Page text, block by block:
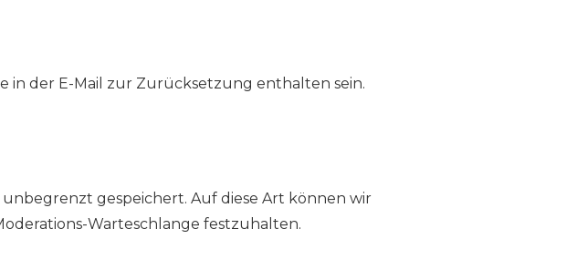
in der E-Mail zur Zurücksetzung enthalten sein.
gespeichert. Auf diese Art können wir
Warteschlange festzuhalten.